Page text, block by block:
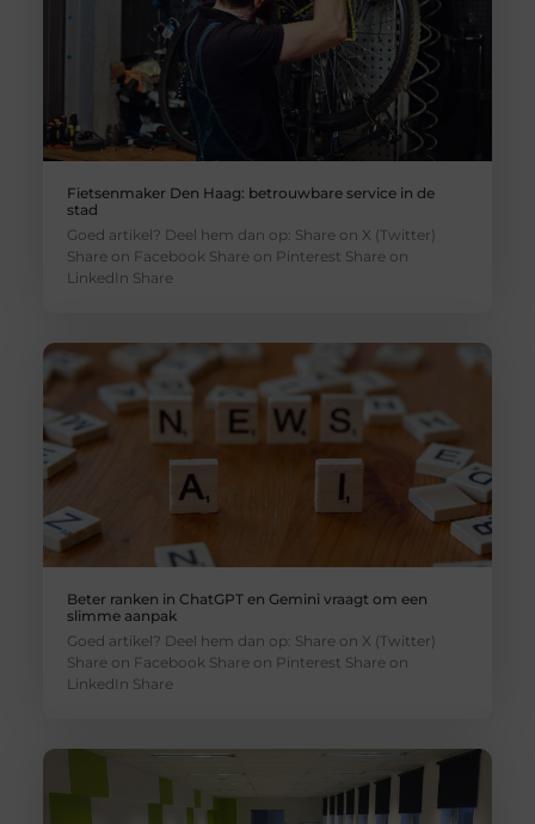
Fietsenmaker Den Haag: betrouwbare service in de
stad
Goed artikel? Deel hem dan op: Share on X (Twitter)
Share on Facebook Share on Pinterest Share on
LinkedIn Share
Beter ranken in ChatGPT en Gemini vraagt om een
slimme aanpak
Goed artikel? Deel hem dan op: Share on X (Twitter)
Share on Facebook Share on Pinterest Share on
LinkedIn Share